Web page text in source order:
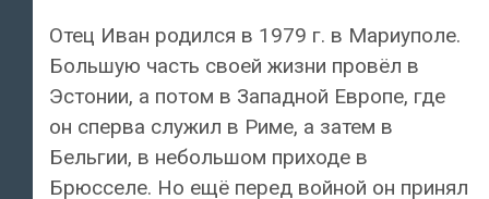
Отец Иван родился в 1979 г. в Мариуполе.
Большую часть своей жизни провёл в
Эстонии, а потом в Западной Европе, где
он сперва служил в Риме, а затем в
Бельгии, в небольшом приходе в
Брюсселе. Но ещё перед войной он принял